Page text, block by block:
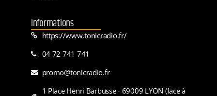
Informations
https://www.tonicradio.fr/
04 72 741 741
promo@tonicradio.fr
1 Place Henri Barbusse - 69009 LYON (face à